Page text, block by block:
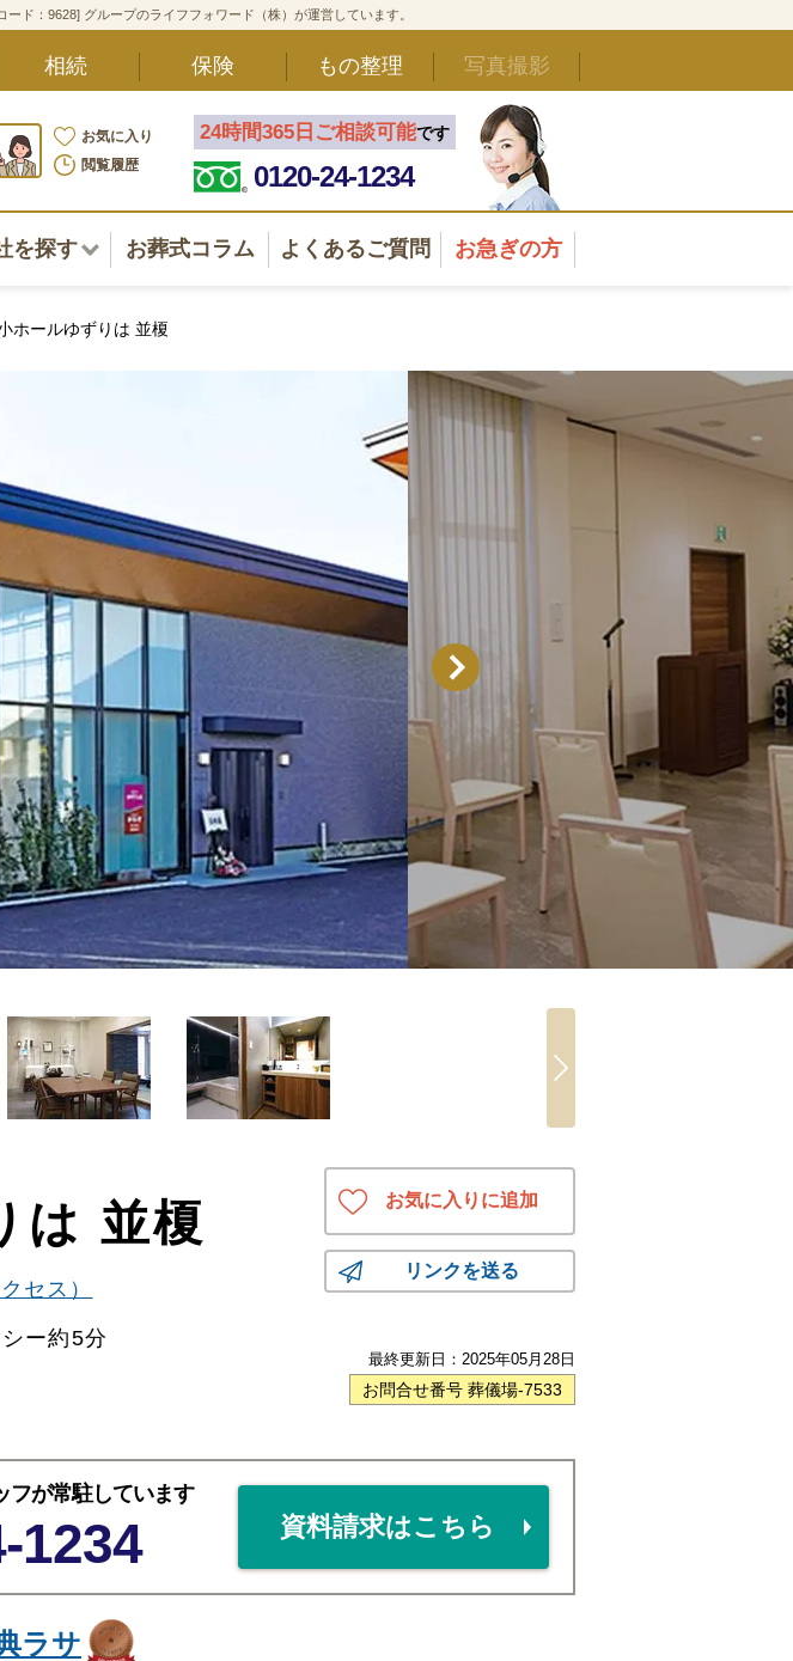
ド：9628] グループのライフフォワード（株）が運営しています。
相続 保険 もの整理 写真撮影
お気に入り
閲覧履歴
24時間365日ご相談可能です
0120-24-1234
を探す
東海
・四国
沖縄
お葬式コラム よくあるご質問 お急ぎの方
ホールゆずりは 並榎
は 並榎
セス）
ー約5分
お気に入りに追加
リンクを送る
最終更新日： 2025年05月28日
お問合せ番号 葬儀場-7533
フが常駐しています
1234 資料請求はこちら
ラサ